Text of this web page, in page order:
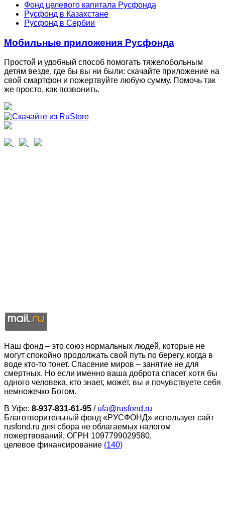
Фонд целевого капитала Русфонда
Русфонд в Казахстане
Русфонд в Сербии
Мобильные приложения Русфонда
Простой и удобный способ помогать тяжелобольным
детям везде, где бы вы ни были: скачайте приложение на
свой смартфон и пожертвуйте любую сумму. Помочь так
же просто, как позвонить.
Наш фонд – это союз нормальных людей, которые не
могут спокойно продолжать свой путь по берегу, когда в
воде кто-то тонет. Спасение миров – занятие не для
смертных. Но если именно ваша доброта спасет хотя бы
одного человека, кто знает, может, вы и почувствуете себя
немножечко Богом.
В Уфе: 8-937-831-61-95 / ufa@rusfond.ru
Благотворительный фонд «РУСФОНД» использует сайт
rusfond.ru для сбора не облагаемых налогом
пожертвований, ОГРН 1097799029580,
целевое финансирование (140)